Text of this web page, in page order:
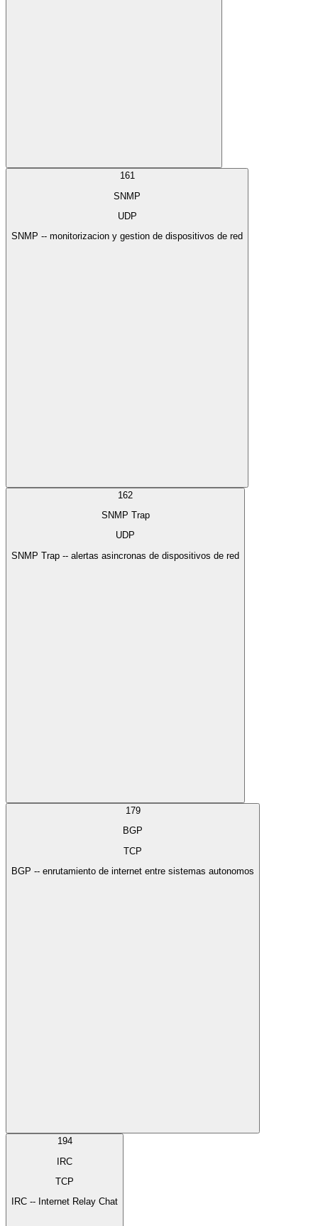
161
SNMP
UDP
SNMP -- monitorizacion y gestion de dispositivos de red
162
SNMP Trap
UDP
SNMP Trap -- alertas asincronas de dispositivos de red
179
BGP
TCP
BGP -- enrutamiento de internet entre sistemas autonomos
194
IRC
TCP
IRC -- Internet Relay Chat